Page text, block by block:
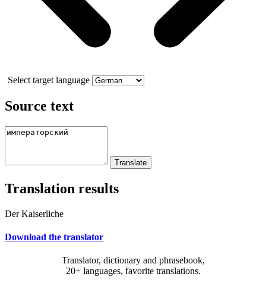
Select target language
Source text
Translation results
Der Kaiserliche
Download the translator
Translator, dictionary and phrasebook,
20+ languages, favorite translations.